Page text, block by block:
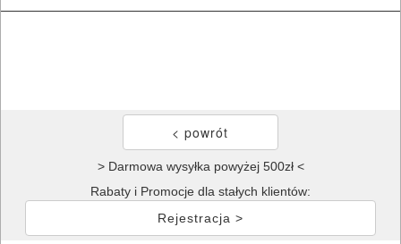
> Darmowa wysyłka powyżej 500zł <
Rabaty i Promocje dla stałych klientów:
Rejestracja >